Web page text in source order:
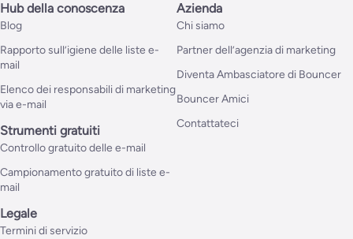
Hub della conoscenza
Blog
Rapporto sull’igiene delle liste e-
mail
Elenco dei responsabili di marketing
via e-mail
Strumenti gratuiti
Controllo gratuito delle e-mail
Campionamento gratuito di liste e-
mail
Azienda
Chi siamo
Partner dell’agenzia di marketing
Diventa Ambasciatore di Bouncer
Bouncer Amici
Contattateci
Legale
Termini di servizio